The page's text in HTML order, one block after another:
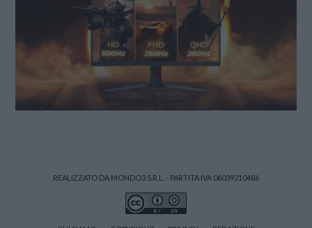
REALIZZATO DA MONDO3 S.R.L. - PARTITA IVA 06039210486